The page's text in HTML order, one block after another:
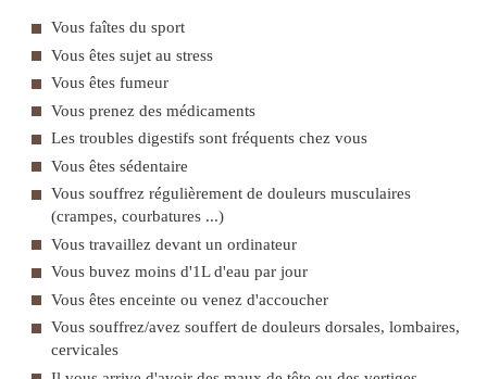
Vous faîtes du sport
Vous êtes sujet au stress
Vous êtes fumeur
Vous prenez des médicaments
Les troubles digestifs sont fréquents chez vous
Vous êtes sédentaire
Vous souffrez régulièrement de douleurs musculaires
(crampes, courbatures ...)
Vous travaillez devant un ordinateur
Vous buvez moins d'1L d'eau par jour
Vous êtes enceinte ou venez d'accoucher
Vous souffrez/avez souffert de douleurs dorsales, lombaires,
cervicales